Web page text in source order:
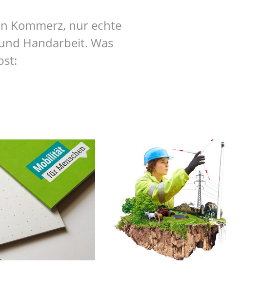
Kommerz, nur echte
Handarbeit. Was
IDENTITY
CORPORATE IDENTITY, IDENTITY,
ILLUSTRATION, PRINT, WEB